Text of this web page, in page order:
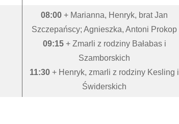
08:00 + Marianna, Henryk, brat Jan
Szczepańscy; Agnieszka, Antoni Prokop
09:15+ Zmarli z rodziny Bałabas i
Szamborskich
11:30 + Henryk, zmarli z rodziny Kesling i
Świderskich